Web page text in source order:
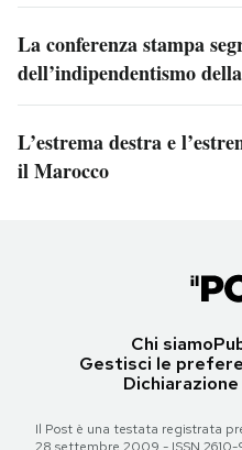
La conferenza stampa
dell’indipendentismo
L’estrema destra e
il Marocco
Chi siamo
Gestisci le
Il Post è una testata registrata
28 settembre 2009 - ISSN